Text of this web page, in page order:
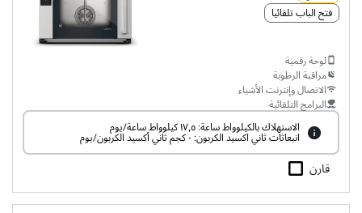
فتح الباب تلقائيا
لوحة رقمية
مراقبة الرطوبة
الاتصال وإنترنت الأشياء
البرامج التلقائية
الاستهلاك بالكيلوواط ساعة: ١٧٫٥ كيلوواط ساعة/يوم
انبعاثات ثاني اكسيد الكربون: ٠ كجم ثاني أكسيد الكربون/يوم
قارن